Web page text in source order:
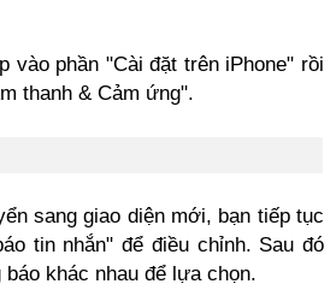
vào phần "Cài đặt trên iPhone" rồi
thanh & Cảm ứng".
sang giao diện mới, bạn tiếp tục
tin nhắn" để điều chỉnh. Sau đó
khác nhau để lựa chọn.